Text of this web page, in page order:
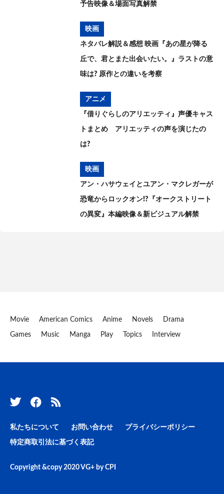
予告映像＆場面写真解禁
映画
ネタバレ解説＆感想 映画『あの星が降る
丘で、君とまた出会いたい。』ラストの意
味は? 原作との違いを考察
アニメ
『借りぐらしのアリエッティ』声優キャス
トまとめ アリエッティの声を演じたの
は?
映画
アン・ハサウェイとユアン・マクレガーが
恐竜からロックオン!?『オークストリート
の異変』本編映像＆新ビジュアル解禁
Movie American Comics Anime Novels Drama
Games Music Manga Play Topics Interview
私たちについて お問い合わせ プライバシーポリシー
特定商取引法に基づく表記
Copyright &copy 2020VG+ byCPI